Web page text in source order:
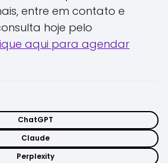
entre em contato e
hoje pelo
aqui para agendar
ChatGPT
Claude
Perplexity